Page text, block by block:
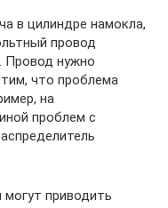
в цилиндре намокла,
провод
Провод нужно
что проблема
на
проблем с
приводить